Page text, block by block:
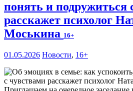
понять и подружиться
расскажет психолог
Моськина 16+
01.05.2026 Новости, 16+